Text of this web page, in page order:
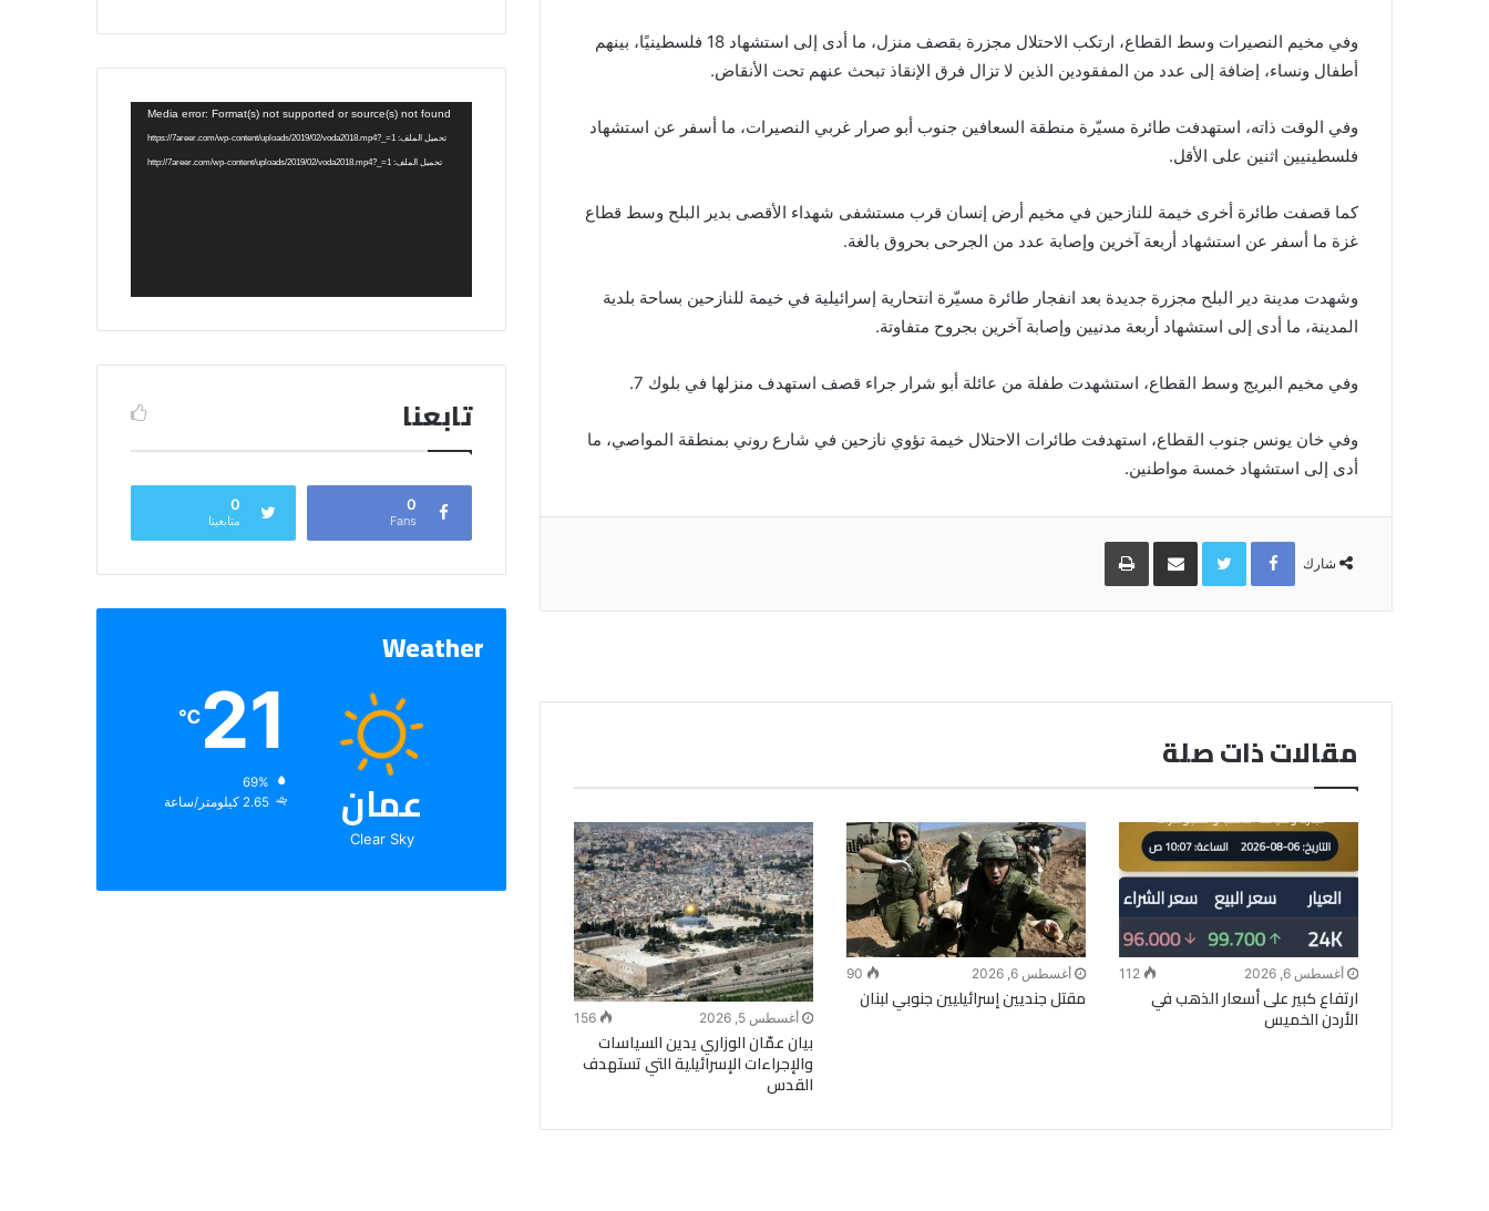
وفي مخيم النصيرات وسط القطاع، ارتكب الاحتلال مجزرة بقصف منزل، ما أدى إلى استشهاد 18 فلسطينيًا، بينهم
أطفال ونساء، إضافة إلى عدد من المفقودين الذين لا تزال فرق الإنقاذ تبحث عنهم تحت الأنقاض.
وفي الوقت ذاته، استهدفت طائرة مسيّرة منطقة السعافين جنوب أبو صرار غربي النصيرات، ما أسفر عن استشهاد
فلسطينيين اثنين على الأقل.
كما قصفت طائرة أخرى خيمة للنازحين في مخيم أرض إنسان قرب مستشفى شهداء الأقصى بدير البلح وسط قطاع
غزة ما أسفر عن استشهاد أربعة آخرين وإصابة عدد من الجرحى بحروق بالغة.
وشهدت مدينة دير البلح مجزرة جديدة بعد انفجار طائرة مسيّرة انتحارية إسرائيلية في خيمة للنازحين بساحة بلدية
المدينة، ما أدى إلى استشهاد أربعة مدنيين وإصابة آخرين بجروح متفاوتة.
وفي مخيم البريج وسط القطاع، استشهدت طفلة من عائلة أبو شرار جراء قصف استهدف منزلها في بلوك 7.
وفي خان يونس جنوب القطاع، استهدفت طائرات الاحتلال خيمة تؤوي نازحين في شارع روني بمنطقة المواصي، ما
أدى إلى استشهاد خمسة مواطنين.
شارك
Facebook
Twitterمشاركة
البريد
طباعة
مقالات ذات صلة
أغسطس 6, 2026 112
ارتفاع كبير على أسعار الذهب في
الأردن الخميس
أغسطس 6, 2026 90
مقتل جنديين إسرائيليين جنوبي لبنان
أغسطس 5, 2026 156
بيان عمّان الوزاري يدين السياسات
والإجراءات الإسرائيلية التي تستهدف
القدس
مشغل
الفيديو
Media error: Format(s) not supported or source(s) not found
تحميل الملف: https://7areer.com/wp-content/uploads/2019/02/voda2018.mp4?_=1
تحميل الملف: http://7areer.com/wp-content/uploads/2019/02/voda2018.mp4?_=1
تابعنا
0
Fans
0
متابعينا
Weather
عمان
Clear Sky
21
℃
الرطوبة:
الرياح: